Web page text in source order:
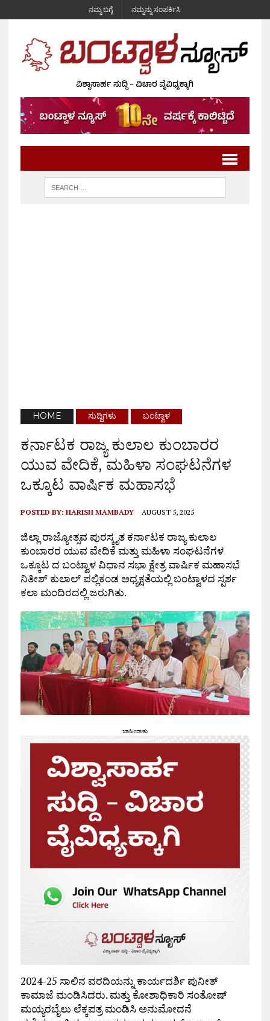
ನಮ್ಮ ಬಗ್ಗೆ ನಮ್ಮನ್ನು ಸಂಪರ್ಕಿಸಿ
HOME ಸುದ್ದಿಗಳು ಬಂಟ್ವಾಳ
ಕರ್ನಾಟಕ ರಾಜ್ಯ ಕುಲಾಲ ಕುಂಬಾರರ
ಯುವ ವೇದಿಕೆ, ಮಹಿಳಾ ಸಂಘಟನೆಗಳ
ಒಕ್ಕೂಟ ವಾರ್ಷಿಕ ಮಹಾಸಭೆ
POSTED BY: HARISH MAMBADY AUGUST 5, 2025
ಜಿಲ್ಲಾ ರಾಜ್ಯೋತ್ಸವ ಪುರಸ್ಕೃತ ಕರ್ನಾಟಕ ರಾಜ್ಯ ಕುಲಾಲ
ಕುಂಬಾರರ ಯುವ ವೇದಿಕೆ ಮತ್ತು ಮಹಿಳಾ ಸಂಘಟನೆಗಳ
ಒಕ್ಕೂಟ ದ ಬಂಟ್ವಾಳ ವಿಧಾನ ಸಭಾ ಕ್ಷೇತ್ರ ವಾರ್ಷಿಕ ಮಹಾಸಭೆ
ನಿತೀಶ್ ಕುಲಾಲ್ ಪಲ್ಲಿಕಂಡ ಅಧ್ಯಕ್ಷತೆಯಲ್ಲಿ ಬಂಟ್ವಾಳದ ಸ್ಪರ್ಶ
ಕಲಾ ಮಂದಿರದಲ್ಲಿ ಜರುಗಿತು.
ಜಾಹೀರಾತು
2024-25 ಸಾಲಿನ ವರದಿಯನ್ನು ಕಾರ್ಯದರ್ಶಿ ಪುನೀತ್
ಕಾಮಾಜೆ ಮಂಡಿಸಿದರು. ಮತ್ತು ಕೋಶಾಧಿಕಾರಿ ಸಂತೋಷ್
ಮಯ್ಯರಬೈಲು ಲೆಕ್ಕಪತ್ರ ಮಂಡಿಸಿ ಅನುಮೋದನೆ